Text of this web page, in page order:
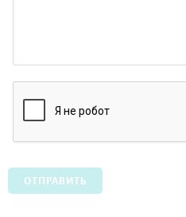
ОТПРАВИТЬ